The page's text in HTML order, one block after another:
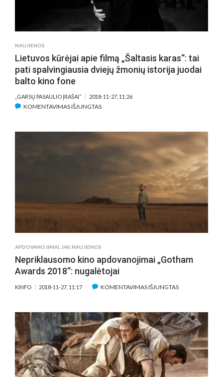
DISKUSIJĄ
SU
PSICHOLOGAIS
BEI
NERIJUMI
NAUJIENOS
Lietuvos kūrėjai apie filmą „Šaltasis karas“: tai
pati spalvingiausia dviejų žmonių istorija juodai
balto kino fone
„GARSŲ PASAULIO ĮRAŠAI“ 2018-11-27, 11:26
KOMENTAVIMAS IŠJUNGTASĮRAŠE
SPALVINGIAUSIA
ŽMONIŲ
ISTORIJA
KINO
FONE
APDOVANOJIMAI JAV, NAUJIENOS
Nepriklausomo kino apdovanojimai „Gotham
Awards 2018“: nugalėtojai
KINFO 2018-11-27, 11:17 KOMENTAVIMAS IŠJUNGTASĮRAŠE
„GOTHAM
AWARDS
2018“:
NUGALĖTOJAI